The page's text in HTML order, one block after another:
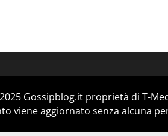
Gossipblog.it proprietà di T-
viene aggiornato senza alcuna